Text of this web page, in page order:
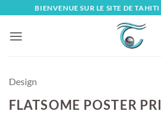
content
BIENVENUE SUR LE SITE DE
Design
FLATSOME POSTER